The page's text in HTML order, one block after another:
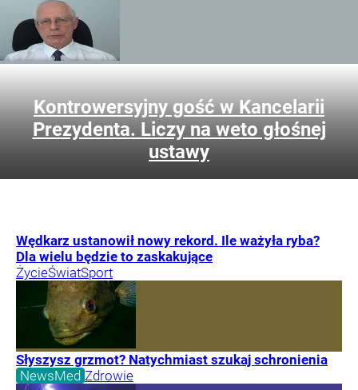
Kontrowersyjny gość w Kancelarii
Prezydenta. Liczy na weto głośnej
ustawy
Wędkarz ustanowił nowy rekord. Ile ważyła ryba?
Dla wielu będzie to zaskakujące
ŻycieŚwiatSport
Słyszysz grzmot? Natychmiast szukaj schronienia
NewsMed Zdrowie